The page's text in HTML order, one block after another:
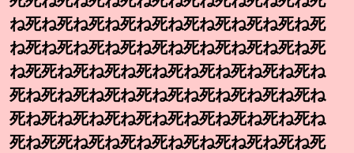
ね死ね死ね死ね死ね死ね死ね死ね死ね死ね死
ね死ね死ね死ね死ね死ね死ね死ね死ね死ね死
ね死死ね死ね死ね死ね死ね死ね死ね死ね死ね
死ね死ね死ね死ね死ね死ね死ね死ね死ね死ね
死ね死ね死ね死ね死ね死ね死ね死ね死ね死ね
死ね死死ね死ね死ね死ね死ね死ね死ね死ね死